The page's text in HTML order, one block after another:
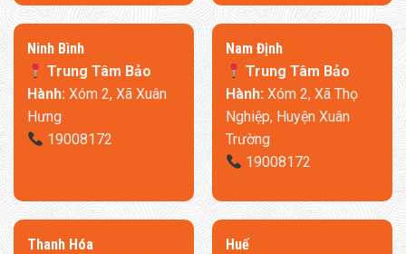
Tiết Kiệm Không Gian – Giải Pháp Thông Minh Cho Mọi
Ngôi Nhà
Với cuộc sống hiện đại nơi không gian ngày càng trở nên quý
giá. Sofa 8H B6S mang đến giải pháp tối ưu hóa diện tích mà
vẫn đảm bảo đầy đủ công năng.
Thiết kế chỉ cần đặt cách
tường 3cmcho phép ghế đóng mở linh hoạt mà không cần
chừa khoảng trống phía sau như các sofa truyền thống. Điều
này đặc biệt hữu ích cho các phòng khách nhỏ từ
đồng thời vẫn hoàn toàn phù hợp với không gian vừa và lớn
trên 16m².
Ninh Bình
Trung Tâm Bảo
Hành:Xóm 2, Xã Xuân
Hưng
19008172
​Nam Định
Trung Tâm Bảo
Hành:Xóm 2, Xã Thọ
Nghiệp, Huyện Xuân
Trường
19008172
Thanh Hóa
​Huế